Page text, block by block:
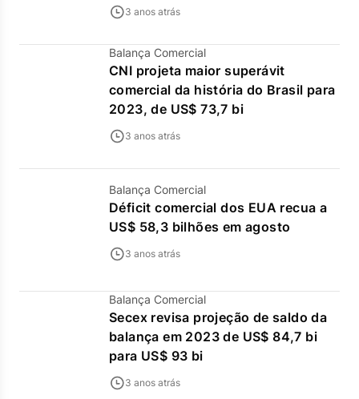
3 anos atrás
Balança Comercial
CNI projeta maior superávit
comercial da história do Brasil para
2023, de US$ 73,7 bi
3 anos atrás
Balança Comercial
Déficit comercial dos EUA recua a
US$ 58,3 bilhões em agosto
3 anos atrás
Balança Comercial
Secex revisa projeção de saldo da
balança em 2023 de US$ 84,7 bi
para US$ 93 bi
3 anos atrás